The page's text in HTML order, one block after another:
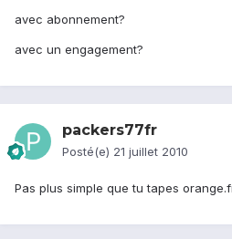
avec abonnement?
avec un engagement?
packers77fr
Posté(e) 21 juillet 2010
Pas plus simple que tu tapes